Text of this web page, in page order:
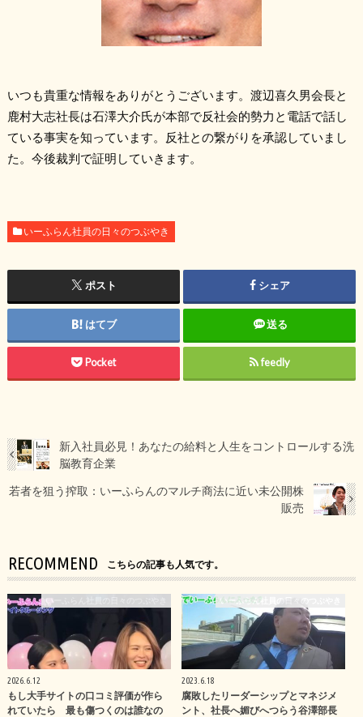
いつも貴重な情報をありがとうございます。渡辺喜久男会長と
鹿村大志社長は石澤大介氏が本部で反社会的勢力と電話で話し
ている事実を知っています。反社との繋がりを承認していまし
た。今後裁判で証明していきます。
いーふらん社員の日々のつぶやき
ポスト シェア
はてブ 送る
Pocket feedly
新入社員必見！あなたの給料と人生をコントロールする洗
脳教育企業
若者を狙う搾取：いーふらんのマルチ商法に近い未公開株
販売
RECOMMEND こちらの記事も人気です。
いーふらん社員の日々のつぶやき
2026.6.12
もし大手サイトの口コミ評価が作ら
れていたら 最も傷つくのは誰なの
いーふらん社員の日々のつぶやき
2023.6.18
腐敗したリーダーシップとマネジメ
ント、社長へ媚びへつらう谷澤部長